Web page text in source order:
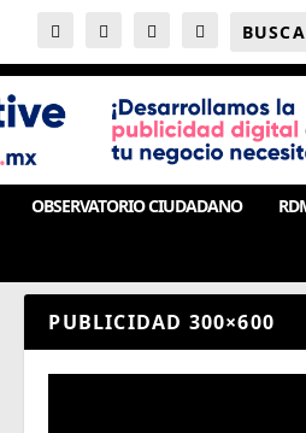
OBSERVATORIO CIUDADANO
PUBLICIDAD 300×600